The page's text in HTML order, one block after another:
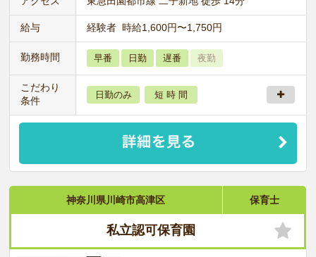
給与 経験者 時給1,600円〜1,750円
勤務時間 早番 日勤 遅番 夜勤
こだわり
条件
日勤のみ 短 時 間
神奈川県川崎市高津区 保育士
私立認可保育園